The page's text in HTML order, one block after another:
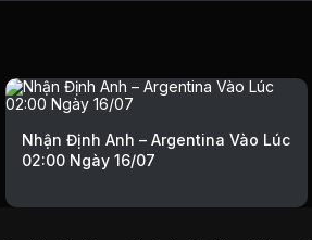
Nhận Định Anh – Argentina Vào Lúc
02:00 Ngày 16/07